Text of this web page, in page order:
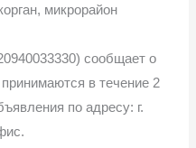
микрорайон
сообщает о
в течение 2
по адресу: г.